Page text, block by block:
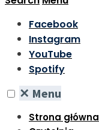
Facebook
Instagram
YouTube
Spotify
✕ Menu
Strona główna